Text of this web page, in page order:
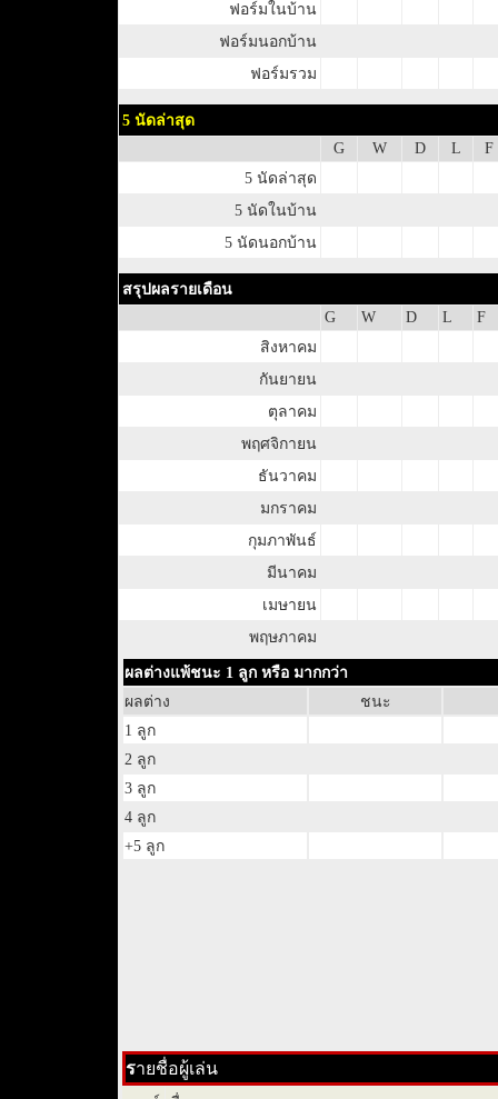
ฟอร์มในบ้าน
ฟอร์มนอกบ้าน
ฟอร์มรวม
5 นัดล่าสุด
G
W D L
F
5 นัดล่าสุด
5 นัดในบ้าน
5 นัดนอกบ้าน
สรุปผลรายเดือน
G
W D L
F
สิงหาคม
กันยายน
ตุลาคม
พฤศจิกายน
ธันวาคม
มกราคม
กุมภาพันธ์
มีนาคม
เมษายน
พฤษภาคม
ผลต่างแพ้ชนะ 1 ลูก หรือ มากกว่า
ผลต่าง
ชนะ
1 ลูก
2 ลูก
3 ลูก
4 ลูก
+5 ลูก
รายชื่อผู้เล่น